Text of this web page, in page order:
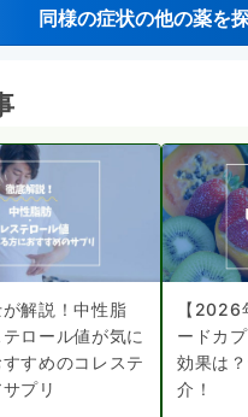
同様の症状の他の薬を
解説！中性脂
ロール値が気に
すめのコレステ
プリ
【2026
ードカ
効果は
介！